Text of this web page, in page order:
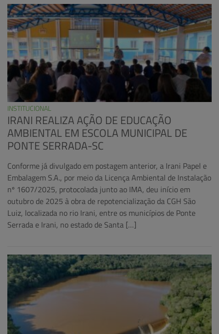
INSTITUCIONAL
IRANI REALIZA AÇÃO DE EDUCAÇÃO
AMBIENTAL EM ESCOLA MUNICIPAL DE
PONTE SERRADA-SC
Conforme já divulgado em postagem anterior, a Irani Papel e
Embalagem S.A., por meio da Licença Ambiental de Instalação
nº 1607/2025, protocolada junto ao IMA, deu início em
outubro de 2025 à obra de repotencialização da CGH São
Luiz, localizada no rio Irani, entre os municípios de Ponte
Serrada e Irani, no estado de Santa […]